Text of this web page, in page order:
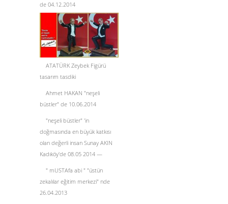
de 04.12.2014
ATATÜRK Zeybek Figürü
tasarım tasdiki
Ahmet HAKAN "neşeli
büstler" de 10.06.2014
"neşeli büstler" 'in
doğmasında en büyük katkısı
olan değerli insan Sunay AKIN
Kadıköy'de 08.05 2014 —
" mUSTAfa abi " "üstün
zekalılar eğitim merkezi" nde
26.04.2013